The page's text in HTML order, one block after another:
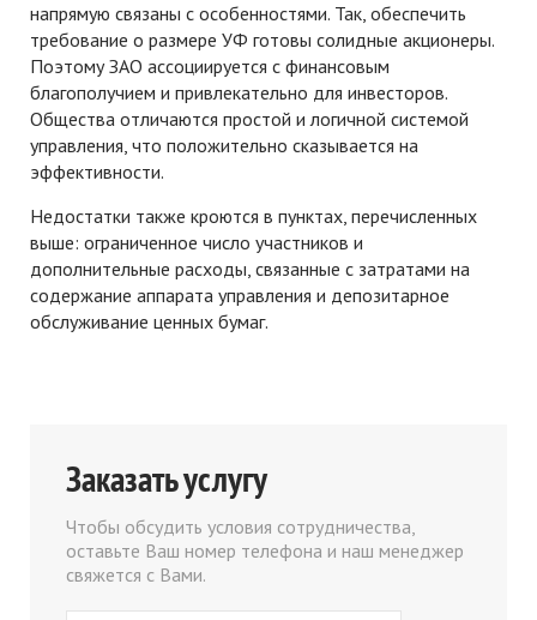
напрямую связаны с особенностями. Так, обеспечить
требование о размере УФ готовы солидные акционеры.
Поэтому ЗАО ассоциируется с финансовым
благополучием и привлекательно для инвесторов.
Общества отличаются простой и логичной системой
управления, что положительно сказывается на
эффективности.
Недостатки также кроются в пунктах, перечисленных
выше: ограниченное число участников и
дополнительные расходы, связанные с затратами на
содержание аппарата управления и депозитарное
обслуживание ценных бумаг.
Заказать услугу
Чтобы обсудить условия сотрудничества,
оставьте Ваш номер телефона и наш менеджер
свяжется с Вами.